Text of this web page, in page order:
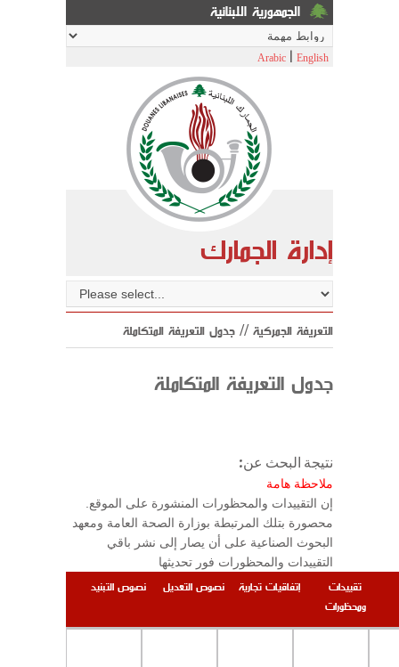
الجمهورية اللبنانية
Arabic English
إدارة الجمارك
التعريفة الجمركية // جدول التعريفة المتكاملة
جدول التعريفة المتكاملة
نتيجة البحث عن:
ملاحظة هامة
محصورة بتلك المرتبطة بوزارة الصحة العامة ومعهد
البحوث الصناعية على أن يصار إلى نشر باقي
التقييدات والمحظورات فور تحديثها
تقييدات
ومحظورات
إتفاقيات تجارية نصوص التعديل نصوص التبنيد